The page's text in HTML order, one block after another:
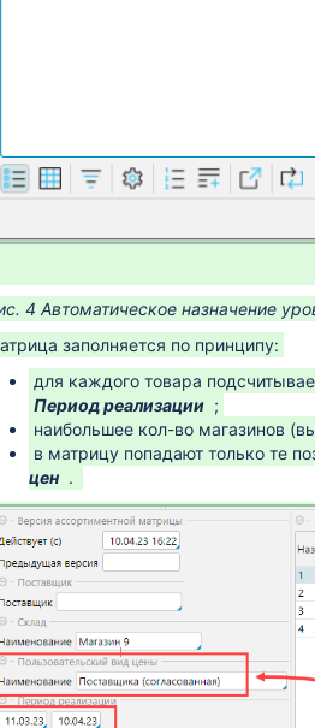
4 Автоматическое назначение
заполняется по принципу:
для каждого товара
Период реализации ;
наибольшее кол-во магазинов
в матрицу попадают только те
цен .